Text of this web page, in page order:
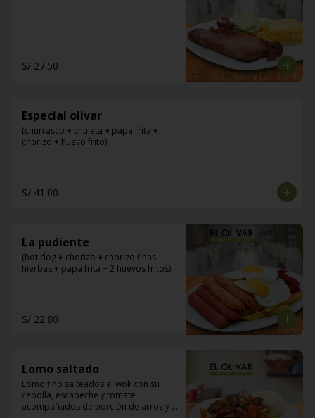
S/ 27.50
Especial olivar
(churrasco + chuleta + papa frita +
chorizo + huevo frito)
S/ 41.00
La pudiente
(hot dog + chorizo + chorizo finas
hierbas + papa frita + 2 huevos fritos)
S/ 22.80
Lomo saltado
Lomo fino salteados al wok con su
cebolla, escabeche y tomate
acompañados de porción de arroz y